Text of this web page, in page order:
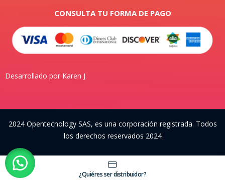
¿Quiéres ser distribuidor?
CONSULTA TU FORMA DE PAGO
Desarrollado por Karen J.
2024 Opentecnology SAS, es una corporación registrada. Todos
los derechos reservados 2024